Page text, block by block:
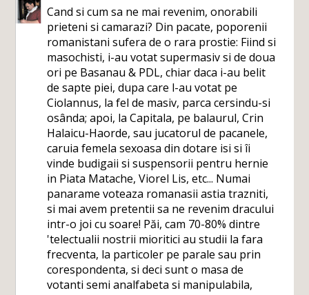
Cand si cum sa ne mai revenim, onorabili
prieteni si camarazi? Din pacate, poporenii
romanistani sufera de o rara prostie: Fiind si
masochisti, i-au votat supermasiv si de doua
ori pe Basanau & PDL, chiar daca i-au belit
de sapte piei, dupa care l-au votat pe
Ciolannus, la fel de masiv, parca cersindu-si
osânda; apoi, la Capitala, pe balaurul, Crin
Halaicu-Haorde, sau jucatorul de pacanele,
caruia femela sexoasa din dotare isi si îi
vinde budigaii si suspensorii pentru hernie
in Piata Matache, Viorel Lis, etc... Numai
panarame voteaza romanasii astia trazniti,
si mai avem pretentii sa ne revenim dracului
intr-o joi cu soare! Păi, cam 70-80% dintre
'telectualii nostrii mioritici au studii la fara
frecventa, la particoler pe parale sau prin
corespondenta, si deci sunt o masa de
votanti semi analfabeta si manipulabila,